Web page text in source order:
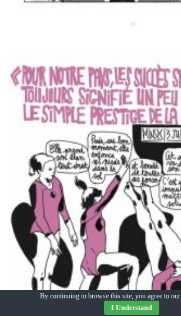
By continuing to browse this site, you agree to our
I Understand